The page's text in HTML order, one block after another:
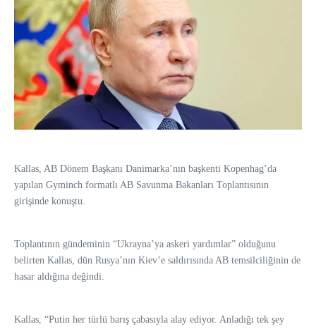
Kallas, AB Dönem Başkanı Danimarka’nın başkenti Kopenhag’da
yapılan Gyminch formatlı AB Savunma Bakanları Toplantısının
girişinde konuştu.
Toplantının gündeminin “Ukrayna’ya askeri yardımlar” olduğunu
belirten Kallas, dün Rusya’nın Kiev’e saldırısında AB temsilciliğinin de
hasar aldığına değindi.
Kallas, “Putin her türlü barış çabasıyla alay ediyor. Anladığı tek şey